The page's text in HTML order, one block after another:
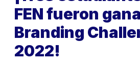
FEN fueron
Branding
2022!